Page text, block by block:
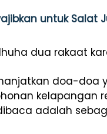
untuk Salat
dua rakaat
doa-doa
kelapangan
adalah